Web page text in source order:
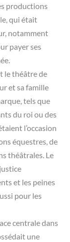
productions
qui était
notamment
payer ses
le théâtre de
et sa famille
tels que
du roi ou des
l’occasion
équestres, de
théâtrales. Le
et les peines
pour les
centrale dans
une